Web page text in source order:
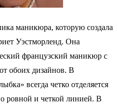
маникюра, которую создала
Уэстморленд. Она
французский маникюр с
обоих дизайнов. В
всегда четко отделяется
ровной и четкой линией. В